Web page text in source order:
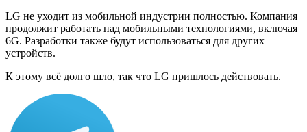
LG не уходит из мобильной индустрии полностью. Компания
продолжит работать над мобильными технологиями, включая
6G. Разработки также будут использоваться для других
устройств.
К этому всё долго шло, так что LG пришлось действовать.